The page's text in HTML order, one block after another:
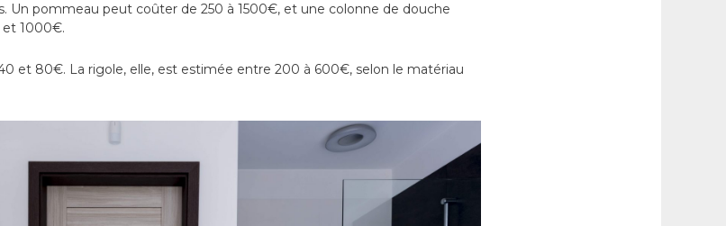
Un pommeau peut coûter de 250 à 1500€, et une colonne de douche
1000€.
et 80€. La rigole, elle, est estimée entre 200 à 600€, selon le matériau